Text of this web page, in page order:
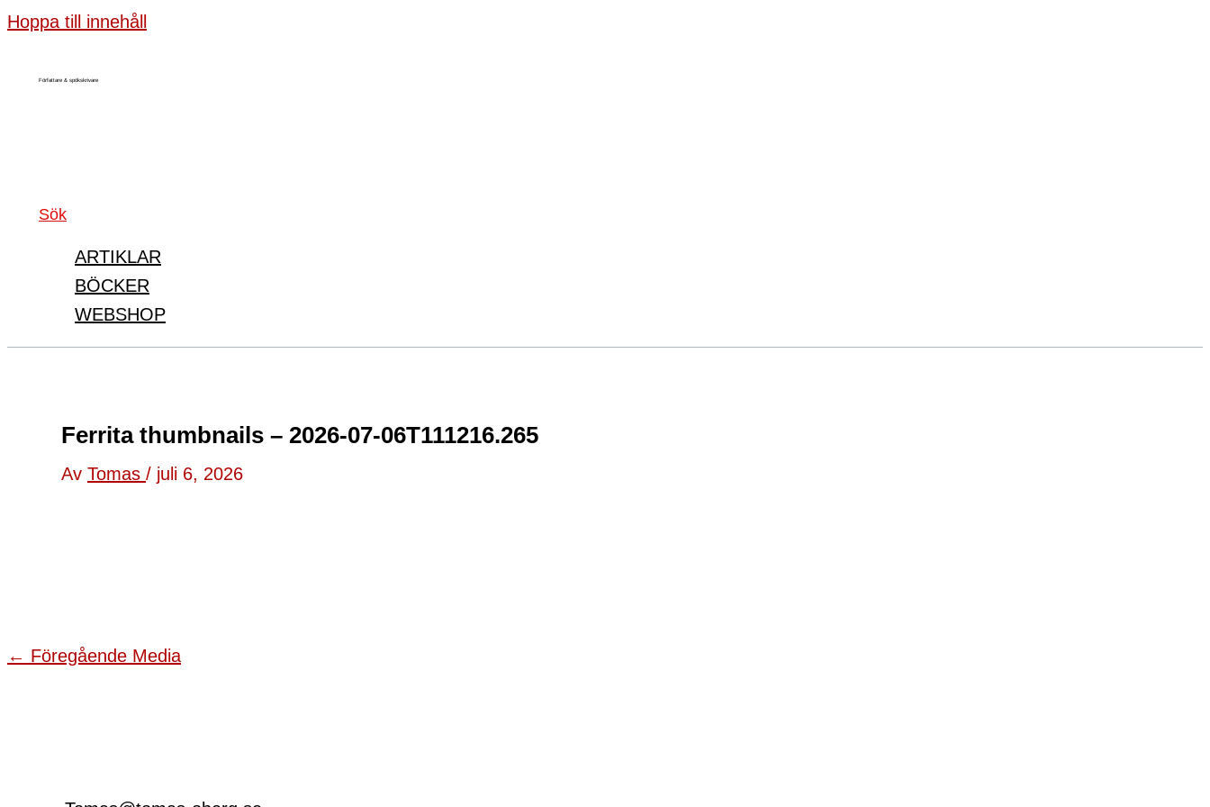
Hoppa till innehåll
Författare & spökskrivare
Sök
ARTIKLAR
BÖCKER
WEBSHOP
Ferrita thumbnails – 2026-07-06T111216.265
Av Tomas / juli 6, 2026
← Föregående Media